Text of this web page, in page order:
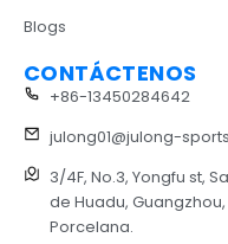
Blogs
CONTÁCTENOS
+86-13450284642
julong01@julong-
3/4F, No.3, Yongfu st,
de Huadu,
Porcelana.